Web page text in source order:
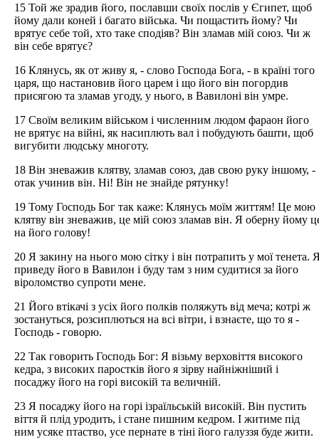
15 Той же зрадив його, пославши своїх послів у Єгипет, щоб
йому дали коней і багато війська. Чи пощастить йому? Чи
врятує себе той, хто таке сподіяв? Він зламав мій союз. Чи ж
він себе врятує?
16 Клянусь, як от живу я, - слово Господа Бога, - в країні того
царя, що настановив його царем і що його він погордив
присягою та зламав угоду, у нього, в Вавилоні він умре.
17 Своїм великим військом і численним людом фараон його
не врятує на війні, як насиплють вал і побудують башти, щоб
вигубити людську многоту.
18 Він зневажив клятву, зламав союз, дав свою руку іншому, -
отак учинив він. Ні! Він не знайде рятунку!
19 Тому Господь Бог так каже: Клянусь моїм життям! Це мою
клятву він зневажив, це мій союз зламав він. Я оберну йому
на його голову!
20 Я закину на нього мою сітку і він потрапить у мої тенета.
приведу його в Вавилон і буду там з ним судитися за його
віроломство супроти мене.
21 Його втікачі з усіх його полків поляжуть від меча; котрі ж
зостануться, розсиплються на всі вітри, і взнаєте, що то я -
Господь - говорю.
22 Так говорить Господь Бог: Я візьму верховіття високого
кедра, з високих паростків його я зірву найніжніший і
посаджу його на горі високій та величній.
23 Я посаджу його на горі ізраїльській високій. Він пустить
віття й плід уродить, і стане пишним кедром. І житиме під
ним усяке птаство, усе пернате в тіні його галуззя буде жити.